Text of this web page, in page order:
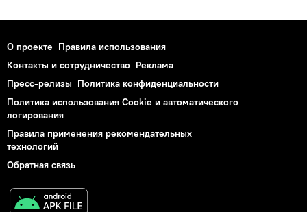
О проекте Правила использования
Контакты и сотрудничество Реклама
Пресс-релизы Политика конфиденциальности
Политика использования Cookie и автоматического
логирования
Правила применения рекомендательных
технологий
Обратная связь